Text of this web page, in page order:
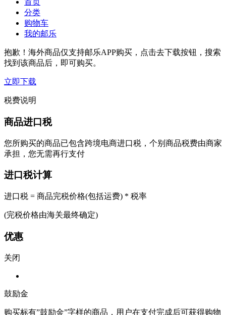
首页
分类
购物车
我的邮乐
抱歉！海外商品仅支持邮乐APP购买，点击去下载按钮，搜索
找到该商品后，即可购买。
立即下载
税费说明
商品进口税
您所购买的商品已包含跨境电商进口税，个别商品税费由商家
承担，您无需再行支付
进口税计算
进口税 = 商品完税价格(包括运费) * 税率
(完税价格由海关最终确定)
优惠
关闭
鼓励金
购买标有”鼓励金”字样的商品，用户在支付完成后可获得购物